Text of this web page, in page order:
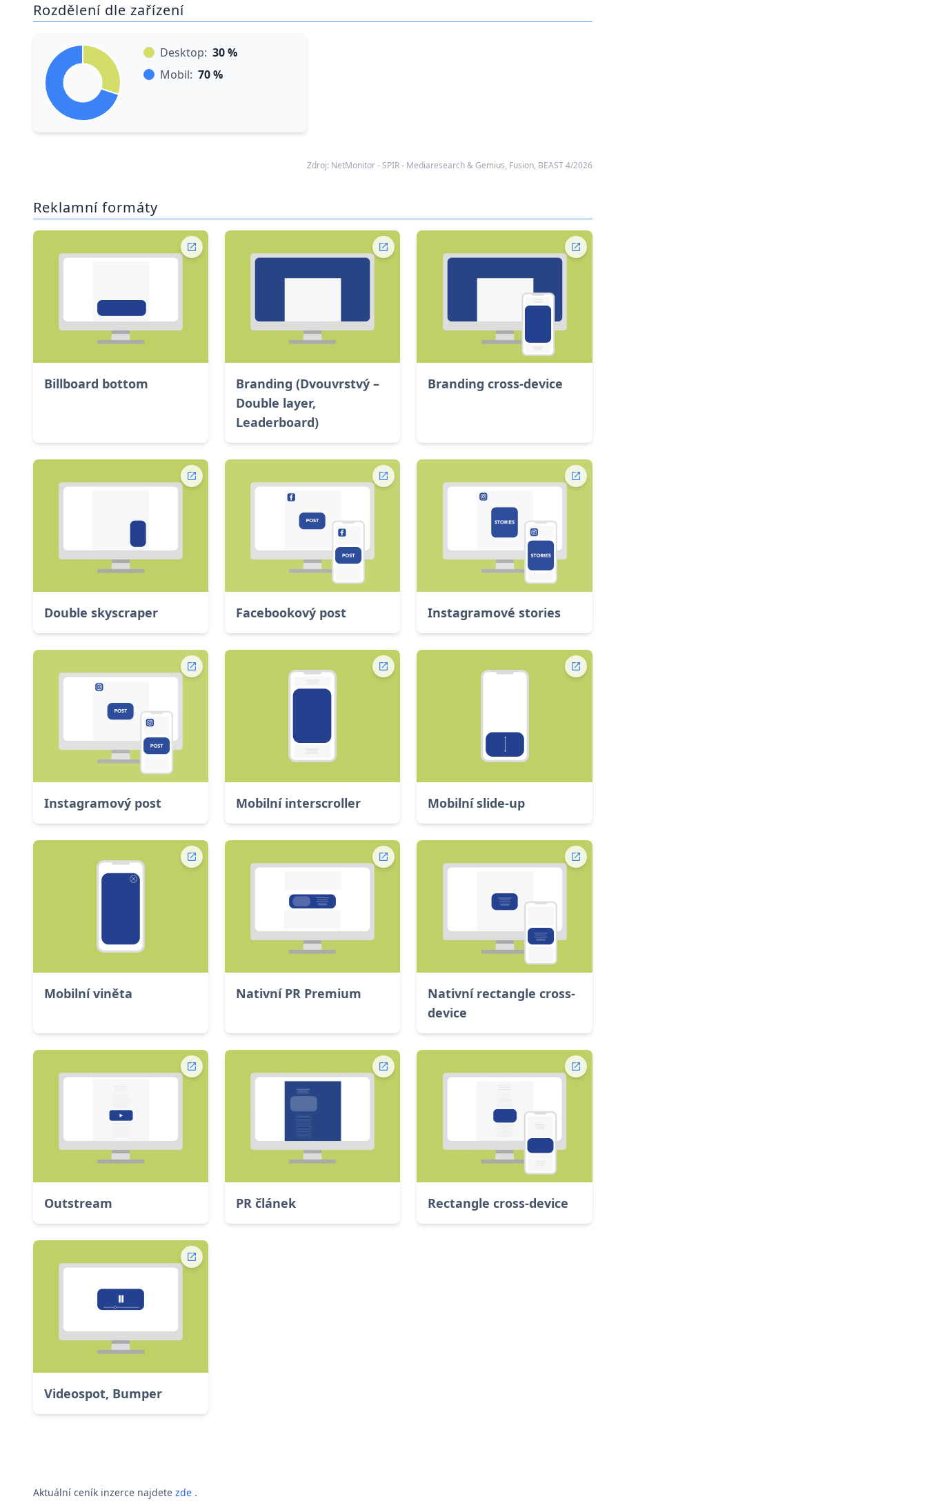
Rozdělení dle zařízení
Desktop: 30 %
Mobil: 70 %
Zdroj: NetMonitor - SPIR - Mediaresearch & Gemius, Fusion, BEAST 4/2026
Reklamní formáty
Billboard bottom
Branding (Dvouvrstvý –
Double layer,
Leaderboard)
Branding cross-device
Double skyscraper Facebookový post Instagramové stories
Instagramový post Mobilní interscroller Mobilní slide-up
Mobilní viněta Nativní PR Premium
Nativní rectangle cross-
device
Outstream PR článek Rectangle cross-device
Videospot, Bumper
Aktuální ceník inzerce najdete zde .